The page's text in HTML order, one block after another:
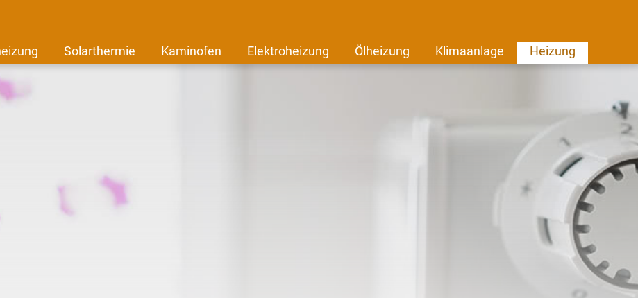
Solarthermie Kaminofen Elektroheizung Ölheizung Klimaanlage Heizung